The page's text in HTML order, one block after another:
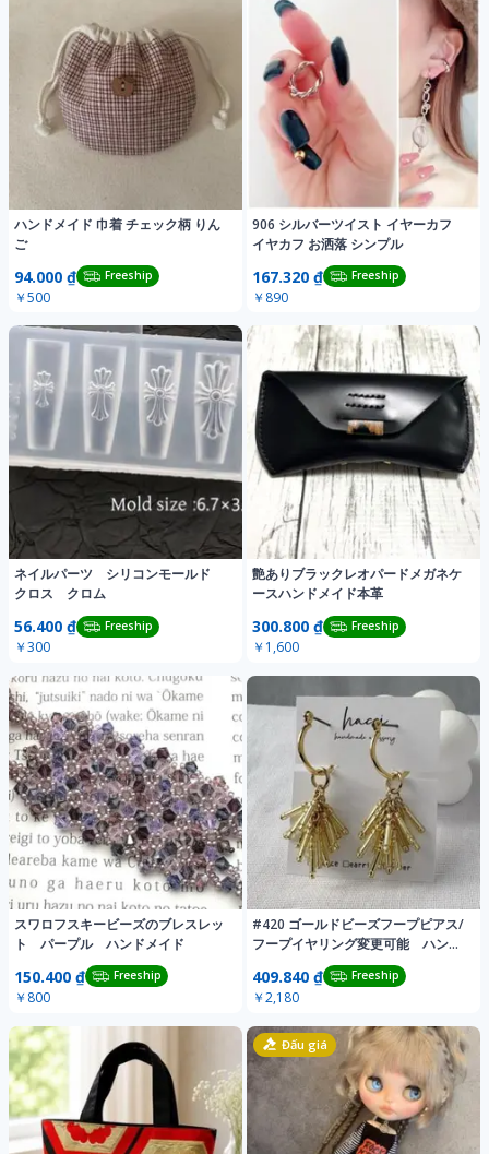
ハンドメイド 巾着 チェック柄 りん
ご
94.000 ₫ Freeship
￥500
906 シルバーツイスト イヤーカフ
イヤカフ お洒落 シンプル
167.320 ₫ Freeship
￥890
ネイルパーツ シリコンモールド
クロス クロム
56.400 ₫ Freeship
￥300
艶ありブラックレオパードメガネケ
ースハンドメイド本革
300.800 ₫ Freeship
￥1,600
スワロフスキービーズのブレスレッ
ト パープル ハンドメイド
150.400 ₫ Freeship
￥800
#420 ゴールドビーズフープピアス/
フープイヤリング変更可能 ハンド
409.840 ₫ Freeship
￥2,180
Đấu giá